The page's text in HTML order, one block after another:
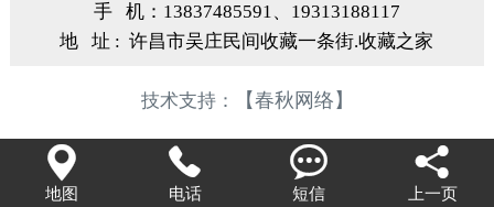
手 机：13837485591、19313188117
地 址 : 许昌市吴庄民间收藏一条街.收藏之家
技术支持： 【春秋网络】

地图

电话

短信

上一页